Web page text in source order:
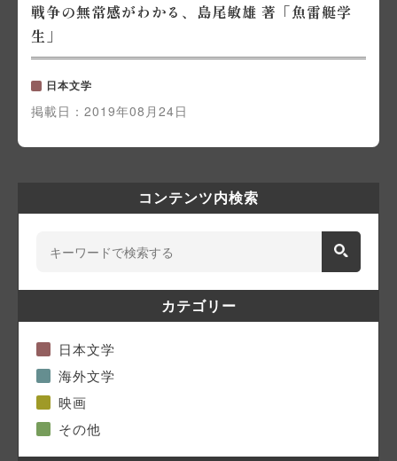
戦争の無常感がわかる、島尾敏雄 著「魚雷艇学
生」
日本文学
掲載日： 2019年08月24日
コンテンツ内検索
カテゴリー
日本文学
海外文学
映画
その他